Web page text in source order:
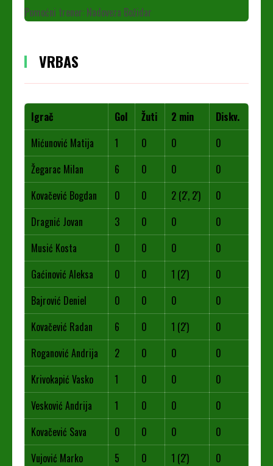
Pomoćni trener: Nadoveza Božidar
VRBAS
Igrač Gol Žuti 2 min
Diskv.
Mićunović Matija
1 0 0
0
Žegarac Milan
6 0 0
0
Kovačević Bogdan
0 0 2 (2', 2')
0
Dragnić Jovan
3 0 0
0
Musić Kosta
0 0 0
0
Gaćinović Aleksa
0 0 1 (2')
0
Bajrović Deniel
0 0 0
0
Kovačević Radan
6 0 1 (2')
0
Roganović Andrija
2 0 0
0
Krivokapić Vasko
1 0 0
0
Vesković Andrija
1 0 0
0
Kovačević Sava
0 0 0
0
Vujović Marko
5 0 1 (2')
0